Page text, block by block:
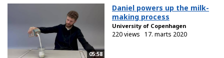
05:58
Daniel powers up the milk-
making process
University of Copenhagen
220 views 17. marts 2020